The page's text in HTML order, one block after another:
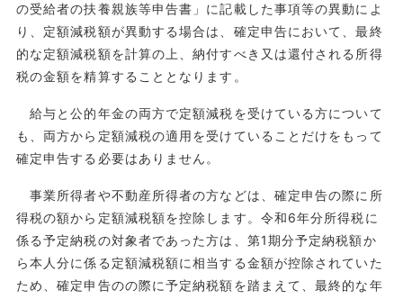
の受給者の扶養親族等申告書」に記載した事項等の異動によ
り、定額減税額が異動する場合は、確定申告において、最終
的な定額減税額を計算の上、納付すべき又は還付される所得
税の金額を精算することとなります。
給与と公的年金の両方で定額減税を受けている方について
も、両方から定額減税の適用を受けていることだけをもって
確定申告する必要はありません。
事業所得者や不動産所得者の方などは、確定申告の際に所
得税の額から定額減税額を控除します。令和6年分所得税に
係る予定納税の対象者であった方は、第1期分予定納税額か
ら本人分に係る定額減税額に相当する金額が控除されていた
ため、確定申告のの際に予定納税額を踏まえて、最終的な年